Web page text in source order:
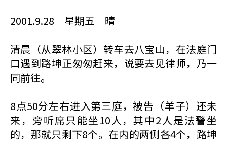
2001.9.28 星期五 晴
清晨（从翠林小区）转车去八宝山，在法庭门
口遇到路坤正匆匆赶来，说要去见律师，乃一
同前往。
8点50分左右进入第三庭，被告（羊子）还未
来，旁听席只能坐10人，其中2人是法警坐
的，那就只剩下8个。在内的两侧各4个，路坤